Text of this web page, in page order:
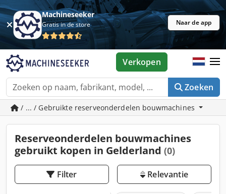
Machineseeker
Gratis in de store Naar de app
Zoeken
Verkopen
/ ... / Gebruikte reserveonderdelen bouwmachines
Reserveonderdelen bouwmachines
gebruikt kopen in Gelderland (0)
Filter Relevantie